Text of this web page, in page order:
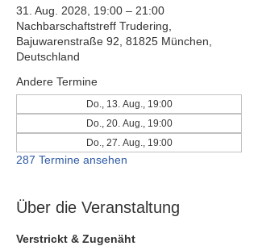
31. Aug. 2028, 19:00 – 21:00
Nachbarschaftstreff Trudering,
Bajuwarenstraße 92, 81825 München,
Deutschland
Andere Termine
Do., 13. Aug., 19:00
Do., 20. Aug., 19:00
Do., 27. Aug., 19:00
287 Termine ansehen
Über die Veranstaltung
Verstrickt & Zugenäht